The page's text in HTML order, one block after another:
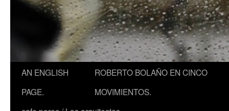
AN ENGLISH
PAGE.
ROBERTO BOLAÑO EN CINCO
MOVIMIENTOS.